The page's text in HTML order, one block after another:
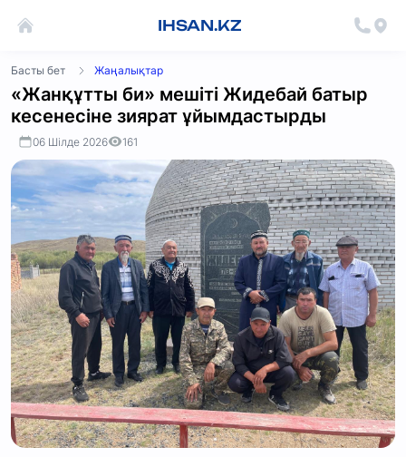
IHSAN.KZ
Басты бет Жаңалықтар
«Жанқұтты би» мешіті Жидебай батыр
кесенесіне зиярат ұйымдастырды
06 Шілде 2026 161